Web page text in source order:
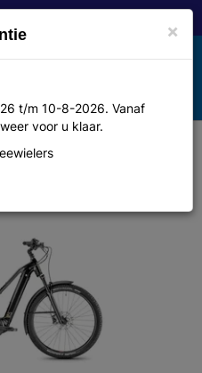
×
t/m 10-8-2026. Vanaf
voor u klaar.